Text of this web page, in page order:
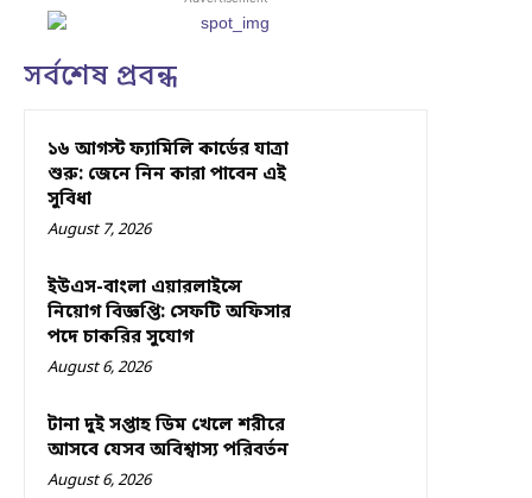
সর্বশেষ প্রবন্ধ
১৬ আগস্ট ফ্যামিলি কার্ডের যাত্রা
শুরু: জেনে নিন কারা পাবেন এই
সুবিধা
August 7, 2026
ইউএস-বাংলা এয়ারলাইন্সে
নিয়োগ বিজ্ঞপ্তি: সেফটি অফিসার
পদে চাকরির সুযোগ
August 6, 2026
টানা দুই সপ্তাহ ডিম খেলে শরীরে
আসবে যেসব অবিশ্বাস্য পরিবর্তন
August 6, 2026